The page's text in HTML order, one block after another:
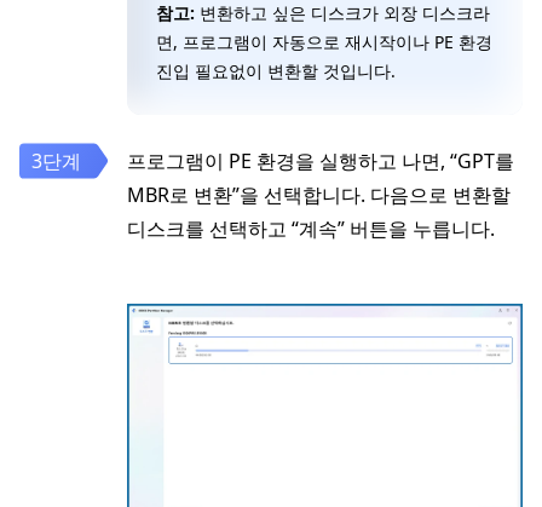
참고: 변환하고 싶은 디스크가 외장 디스크라
면, 프로그램이 자동으로 재시작이나 PE 환경
진입 필요없이 변환할 것입니다.
프로그램이 PE 환경을 실행하고 나면, “GPT를
MBR로 변환”을 선택합니다. 다음으로 변환할
디스크를 선택하고 “계속” 버튼을 누릅니다.